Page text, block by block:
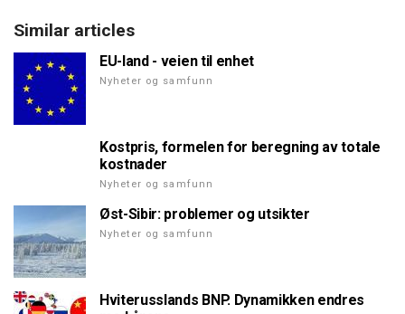
Similar articles
EU-land - veien til enhet
Nyheter og samfunn
Kostpris, formelen for beregning av totale
kostnader
Nyheter og samfunn
Øst-Sibir: problemer og utsikter
Nyheter og samfunn
Hviterusslands BNP. Dynamikken endres